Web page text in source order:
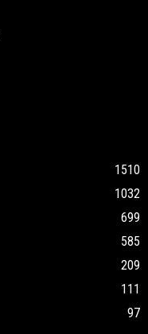
1510
1032
699
585
209
111
97